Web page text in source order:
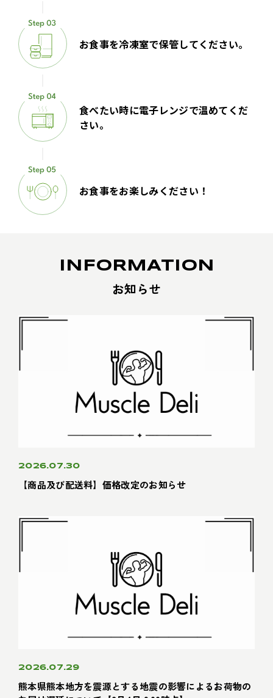
お食事を冷凍室で保管してください。
食べたい時に電子レンジで温めてくだ
さい。
お食事をお楽しみください！
INFORMATION
お知らせ
2026.07.30
【商品及び配送料】価格改定のお知らせ
2026.07.29
熊本県熊本地方を震源とする地震の影響によるお荷物の